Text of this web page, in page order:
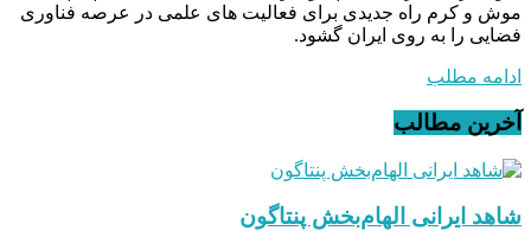
موش و کرم راه جدیدی برای فعالیت های علمی در عرصه فناوری
فضایی را به روی ایران گشود.
ادامه مطلب
آخرین مطالب
شاهد ایرانی الهام‌بخش پنتاگون